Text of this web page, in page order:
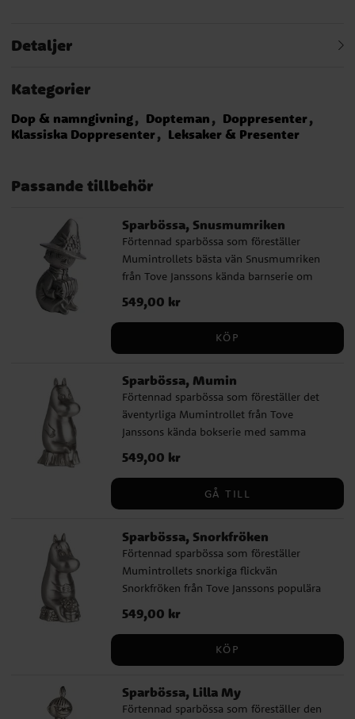
Detaljer
Kategorier
Dop & namngivning Dopteman
Doppresenter
Klassiska Doppresenter
Leksaker & Presenter
Passande tillbehör
Sparbössa, Snusmumriken
Förtennad sparbössa som föreställer
Mumintrollets bästa vän Snusmumriken
från Tove Janssons kända barnserie om
Mumin. En fin present att ge till
dopbarnet. Sparbössan är ca 16 cm hög.
Pris: 549,00 kr
549,00 kr
KÖP
Sparbössa, Mumin
Förtennad sparbössa som föreställer det
äventyrliga Mumintrollet från Tove
Janssons kända bokserie med samma
namn. En perfekt doppresent till varje
barn. Storlek 19 x 11 cm.
Pris: 549,00 kr
549,00 kr
GÅ TILL
Sparbössa, Snorkfröken
Förtennad sparbössa som föreställer
Mumintrollets snorkiga flickvän
Snorkfröken från Tove Janssons populära
bokserie om Mumintrollet. En vacker
doppresent till den som döps. Snorkfröken
är ca 19 cm hög och 11 cm bred.
Pris: 549,00 kr
549,00 kr
KÖP
Sparbössa, Lilla My
Förtennad sparbössa som föreställer den